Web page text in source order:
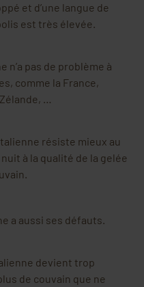
et d’une langue de
est très élevée.
n’a pas de problème à
comme la France,
…
résiste mieux au
à la qualité de la gelée
a aussi ses défauts.
devient trop
de couvain que ne